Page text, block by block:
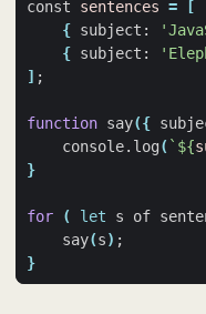
const sentences =
[
{ subject:
{ subject:
] ;
function say({
    console.log
( ` ${
}
for ( let s of
    say
(s) ;
}